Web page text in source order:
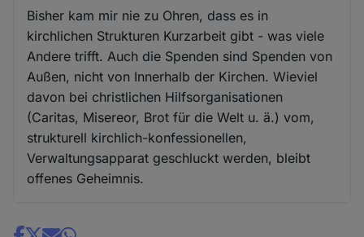
Bisher kam mir nie zu Ohren, dass es in
kirchlichen Strukturen Kurzarbeit gibt - was viele
Andere trifft. Auch die Spenden sind Spenden von
Außen, nicht von Innerhalb der Kirchen. Wieviel
davon bei christlichen Hilfsorganisationen
(Caritas, Misereor, Brot für die Welt u. ä.) vom,
strukturell kirchlich-konfessionellen,
Verwaltungsapparat geschluckt werden, bleibt
offenes Geheimnis.